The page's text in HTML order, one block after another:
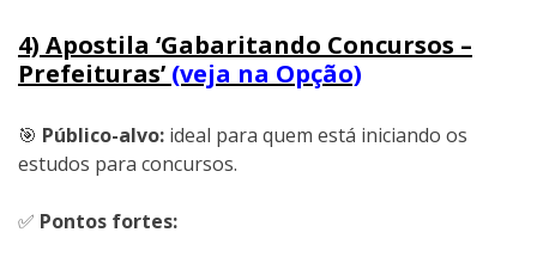
4) Apostila ‘Gabaritando Concursos –
Prefeituras’ (veja na Opção)
🎯 Público-alvo: ideal para quem está iniciando os
estudos para concursos.
✅ Pontos fortes: